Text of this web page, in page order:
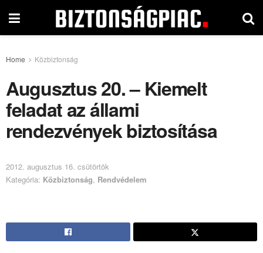
Home Közbiztonság
Augusztus 20. – Kiemelt
feladat az állami
rendezvények biztosítása
2012. augusztus 16. csütörtök
Kategória: Közbiztonság, Rendvédelem